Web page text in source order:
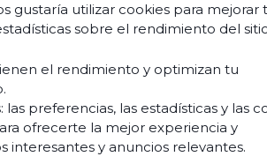
gustaría utilizar cookies para mejorar
sobre el rendimiento del
el rendimiento y optimizan tu
las preferencias, las estadísticas y las
ofrecerte la mejor experiencia y
y anuncios relevantes.